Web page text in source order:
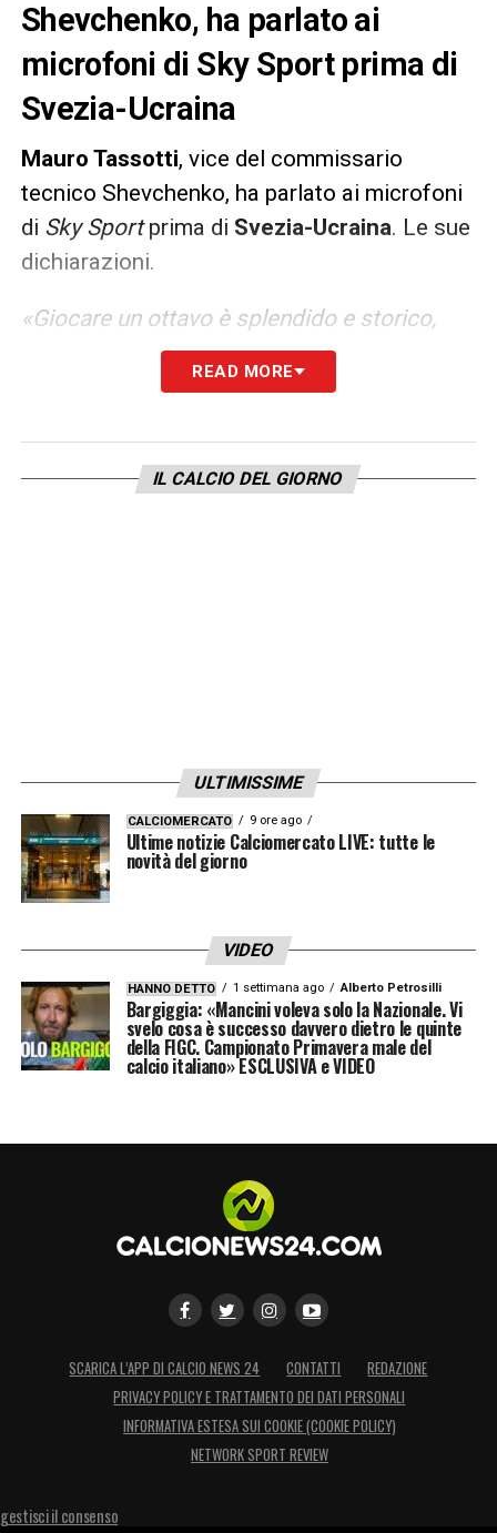
Shevchenko, ha parlato ai
microfoni di Sky Sport prima di
Svezia-Ucraina
Mauro Tassotti, vice del commissario
tecnico Shevchenko, ha parlato ai microfoni
di Sky Sportprima di Svezia-Ucraina. Le sue
dichiarazioni.
«Giocare un ottavo è splendido e storico,
abbiamo una bella opportunità e ce la
giocheremo. Dobbiamo far meglio di quanto
una partita da dentro o fuori, è un torneo
READ MORE
IL CALCIO DEL GIORNO
ULTIMISSIME
CALCIOMERCATO 9 ore ago
Ultime notizie Calciomercato LIVE: tutte le
novità del giorno
VIDEO
HANNO DETTO 1 settimana ago Alberto Petrosilli
Bargiggia: «Mancini voleva solo la Nazionale. Vi
svelo cosa è successo davvero dietro le quinte
della FIGC. Campionato Primavera male del
calcio italiano» ESCLUSIVA e VIDEO
SCARICA L’APP DI CALCIO NEWS 24 CONTATTI
REDAZIONE
PRIVACY POLICY E TRATTAMENTO DEI DATI PERSONALI
INFORMATIVA ESTESA SUI COOKIE (COOKIE POLICY)
NETWORK SPORT REVIEW
gestisci il consenso